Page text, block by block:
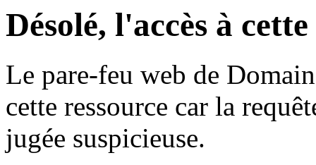
Désolé, l'accès à
Le pare-feu web de
cette ressource car la
jugée suspicieuse.